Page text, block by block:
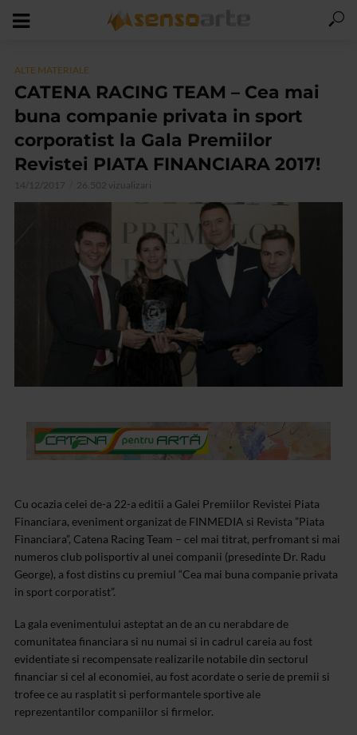
ALTE MATERIALE
CATENA RACING TEAM – Cea mai
buna companie privata in sport
corporatist la Gala Premiilor
Revistei PIATA FINANCIARA 2017!
14/12/2017 26.502 vizualizari
Cu ocazia celei de-a 22-a editii a Galei Premiilor Revistei Piata
Financiara, eveniment organizat de FINMEDIA si Revista ”Piata
Financiara”, Catena Racing Team – cel mai titrat, perfromant si mai
numeros club polisportiv al unei companii (presedinte Dr. Radu
George), a fost distins cu premiul “Cea mai buna companie privata
in sport corporatist”.
La gala evenimentului asteptat an de an cu nerabdare de
comunitatea financiara si nu numai si in cadrul careia au fost
evidentiate si recompensate realizarile notabile din sectorul
financiar si cel al economiei, au fost acordate o serie de premii si
trofee ce au rasplatit si performantele sportive ale
reprezentantilor companiilor si firmelor.